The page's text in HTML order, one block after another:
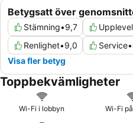
Betygsatt över
Stämning•9,7
Renlighet•9,0 Service•
Visa fler betyg
Toppbekvämligheter
Wi-Fi i lobbyn Wi-Fi